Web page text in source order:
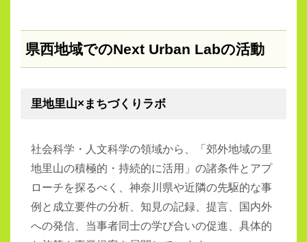
県西地域でのNext Urban Labの活動
里地里山×まちづくりラボ
社会科学・人文科学の領域から、「郊外地域の里
地里山の積極的・持続的に活用」の諸条件とアプ
ローチを探るべく、神奈川県や近隣の先駆的な事
例と成立要件の分析、知見の記録、提言、国内外
への発信、当事者同士の学び合いの促進、具体的